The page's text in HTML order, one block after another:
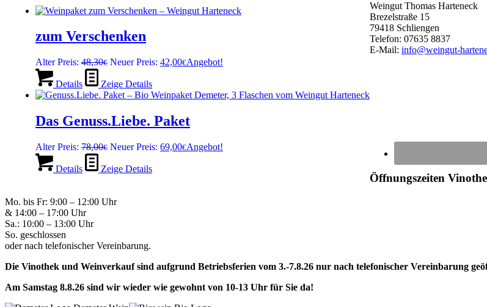
zum Verschenken
Alter Preis: 48,30€ Ursprünglicher
war:
48,30€
Neuer Preis: 42,00€Aktueller
42,00€.
Angebot!
Details Zeige Details
Das Genuss.Liebe. Paket
Alter Preis: 78,00€ Ursprünglicher
war:
Neuer Preis: 69,00€Aktueller
Angebot!
Details Zeige Details
Weingut Thomas Harteneck
Brezelstraße 15
79418 Schliengen
Telefon: 07635 8837
E-Mail: info@weingut-
Öffnungszeiten
Mo. bis Fr: 9:00 – 12:00 Uhr
& 14:00 – 17:00 Uhr
Sa.: 10:00 – 13:00 Uhr
So. geschlossen
oder nach telefonischer Vereinbarung.
Die Vinothek und Weinverkauf sind aufgrund Betriebsferien vom 3.-7.8.26 nur nach telefonischer Vereinbarung
Am Samstag 8.8.26 sind wir wieder wie gewohnt von 10-13 Uhr für Sie da!